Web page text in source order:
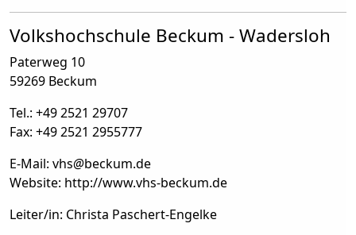
Volkshochschule Beckum - Wadersloh
Paterweg 10
59269 Beckum
Tel.: +49 2521 29707
Fax: +49 2521 2955777
E-Mail: vhs@beckum.de
Website: http://www.vhs-beckum.de
Leiter/in: Christa Paschert-Engelke